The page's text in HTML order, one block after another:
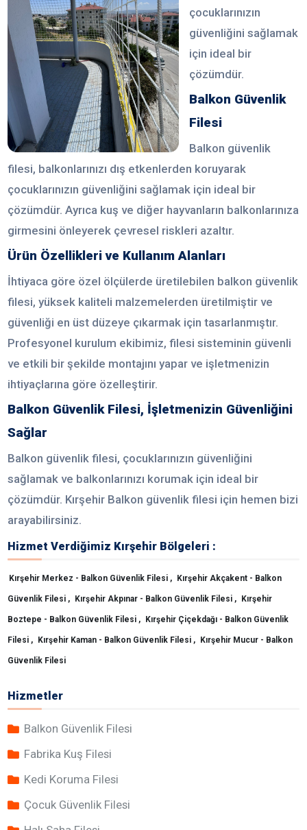
çocuklarınızın
güvenliğini sağlamak
için ideal bir
çözümdür.
Balkon Güvenlik
Filesi
Balkon güvenlik
filesi, balkonlarınızı dış etkenlerden koruyarak
çocuklarınızın güvenliğini sağlamak için ideal bir
çözümdür. Ayrıca kuş ve diğer hayvanların balkonlarınıza
girmesini önleyerek çevresel riskleri azaltır.
Ürün Özellikleri ve Kullanım Alanları
İhtiyaca göre özel ölçülerde üretilebilen balkon güvenlik
filesi, yüksek kaliteli malzemelerden üretilmiştir ve
güvenliği en üst düzeye çıkarmak için tasarlanmıştır.
Profesyonel kurulum ekibimiz, filesi sisteminin güvenli
ve etkili bir şekilde montajını yapar ve işletmenizin
ihtiyaçlarına göre özelleştirir.
Balkon Güvenlik Filesi, İşletmenizin Güvenliğini
Sağlar
Balkon güvenlik filesi, çocuklarınızın güvenliğini
sağlamak ve balkonlarınızı korumak için ideal bir
çözümdür. Kırşehir Balkon güvenlik filesi için hemen bizi
arayabilirsiniz.
Hizmet Verdiğimiz Kırşehir Bölgeleri :
Kırşehir Merkez - Balkon Güvenlik Filesi , Kırşehir Akçakent - Balkon
Güvenlik Filesi , Kırşehir Akpınar - Balkon Güvenlik Filesi , Kırşehir
Boztepe - Balkon Güvenlik Filesi , Kırşehir Çiçekdağı - Balkon Güvenlik
Filesi , Kırşehir Kaman - Balkon Güvenlik Filesi , Kırşehir Mucur - Balkon
Güvenlik Filesi
Hizmetler
Balkon Güvenlik Filesi
Fabrika Kuş Filesi
Kedi Koruma Filesi
Çocuk Güvenlik Filesi